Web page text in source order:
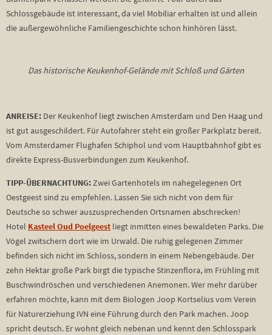
Schlossgebäude ist interessant, da viel Mobiliar erhalten ist und allein
die außergewöhnliche Familiengeschichte schon hinhören lässt.
Das historische Keukenhof-Gelände mit Schloß und Gärten
ANREISE: Der Keukenhof liegt zwischen Amsterdam und Den Haag und
ist gut ausgeschildert. Für Autofahrer steht ein großer Parkplatz bereit.
Vom Amsterdamer Flughafen Schiphol und vom Hauptbahnhof gibt es
direkte Express-Busverbindungen zum Keukenhof.
TIPP-ÜBERNACHTUNG:Zwei Gartenhotels im nahegelegenen Ort
Oestgeest sind zu empfehlen. Lassen Sie sich nicht von dem für
Deutsche so schwer auszusprechenden Ortsnamen abschrecken!
Hotel Kasteel Oud Poelgeest liegt inmitten eines bewaldeten Parks. Die
Vögel zwitschern dort wie im Urwald. Die ruhig gelegenen Zimmer
befinden sich nicht im Schloss, sondern in einem Nebengebäude. Der
zehn Hektar große Park birgt die typische Stinzenflora, im Frühling mit
Buschwindröschen und verschiedenen Anemonen. Wer mehr darüber
erfahren möchte, kann mit dem Biologen Joop Kortselius vom Verein
für Naturerziehung IVN eine Führung durch den Park machen. Joop
spricht deutsch. Er wohnt gleich nebenan und kennt den Schlosspark